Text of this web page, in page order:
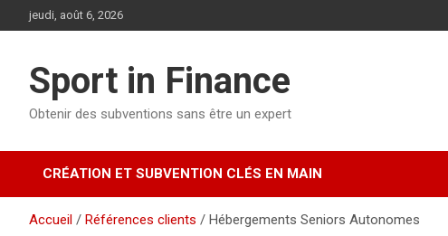
jeudi, août 6, 2026
Sport in Finance
Obtenir des subventions sans être un expert
CRÉATION ET SUBVENTION CLÉS EN MAIN
Accueil Références clients Hébergements Seniors Autonomes